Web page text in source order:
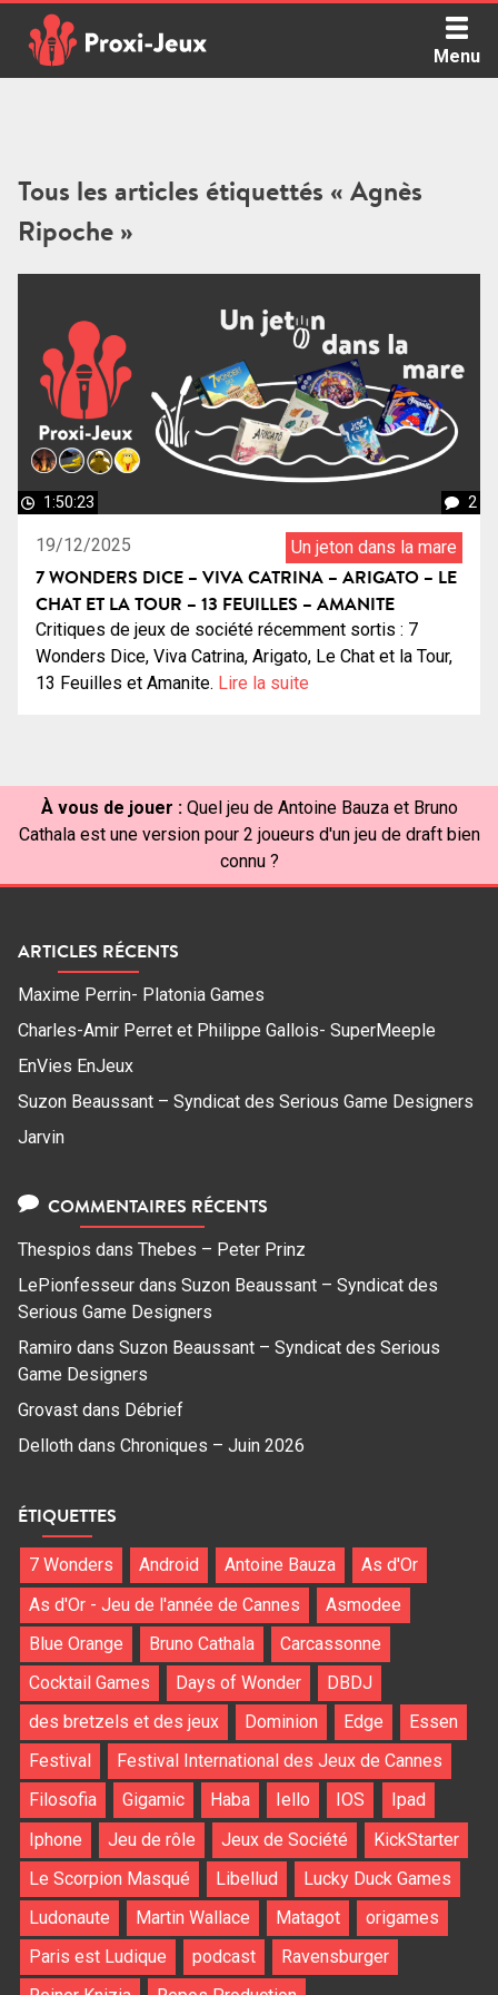
content
Menu
Tous les articles étiquettés « Agnès
Ripoche »
1:50:23 2
19/12/2025 Un jeton dans la mare
7 WONDERS DICE – VIVA CATRINA – ARIGATO – LE
CHAT ET LA TOUR – 13 FEUILLES – AMANITE
Critiques de jeux de société récemment sortis : 7
Wonders Dice, Viva Catrina, Arigato, Le Chat et la Tour,
13 Feuilles et Amanite. Lire la suite
À vous de jouer : Quel jeu de Antoine Bauza et Bruno
Cathala est une version pour 2 joueurs d'un jeu de draft bien
connu ?
ARTICLES RÉCENTS
Maxime Perrin- Platonia Games
Charles-Amir Perret et Philippe Gallois- SuperMeeple
EnVies EnJeux
Suzon Beaussant – Syndicat des Serious Game Designers
Jarvin
COMMENTAIRES RÉCENTS
Thespios dans Thebes – Peter Prinz
LePionfesseur dans Suzon Beaussant – Syndicat des
Serious Game Designers
Ramiro dans Suzon Beaussant – Syndicat des Serious
Game Designers
Grovast dans Débrief
Delloth dans Chroniques – Juin 2026
ÉTIQUETTES
7 Wonders Android Antoine Bauza
As d'Or
As d'Or - Jeu de l'année de Cannes
Asmodee
Blue Orange
Bruno Cathala
Carcassonne
Cocktail Games
Days of Wonder
DBDJ
des bretzels et des jeux
Dominion Edge
Essen
Festival
Festival International des Jeux de Cannes
Filosofia
Gigamic Haba Iello IOS
Ipad
Iphone
Jeu de rôle Jeux de Société
KickStarter
Le Scorpion Masqué
Libellud
Lucky Duck Games
Ludonaute
Martin Wallace Matagot
origames
Paris est Ludique
podcast
Ravensburger